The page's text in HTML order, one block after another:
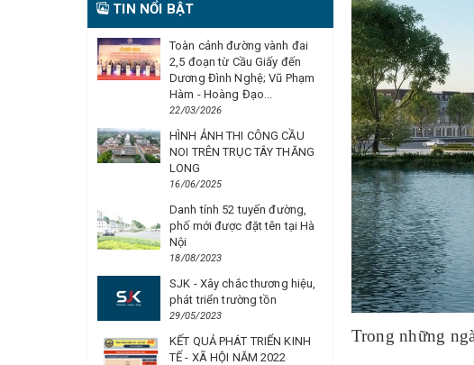
Trong những
TIN NỔI BẬT
Toàn cảnh đường vành đai
2,5 đoạn từ Cầu Giấy đến
Dương Đình Nghệ; Vũ Phạm
Hàm - Hoàng Đạo...
22/03/2026
HÌNH ẢNH THI CÔNG CẦU
NOI TRÊN TRỤC TÂY THĂNG
LONG
16/06/2025
Danh tính 52 tuyến đường,
phố mới được đặt tên tại Hà
Nội
18/08/2023
SJK - Xây chắc thương hiệu,
phát triển trường tồn
29/05/2023
KẾT QUẢ PHÁT TRIỂN KINH
TẾ - XÃ HỘI NĂM 2022